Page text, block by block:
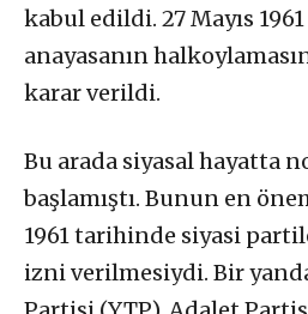
kabul edildi. 27 Mayıs
anayasanın
karar verildi.
Bu arada siyasal hayatta
başlamıştı. Bunun en
1961 tarihinde siyasi
izni verilmesiydi. Bir